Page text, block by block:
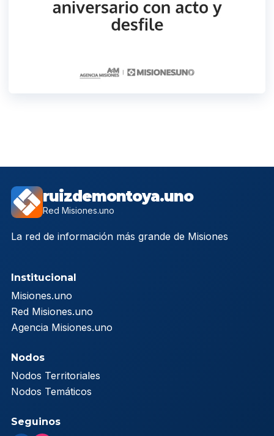
ruizdemontoya.uno
Red Misiones.uno
La red de información más grande de Misiones
Institucional
Misiones.uno
Red Misiones.uno
Agencia Misiones.uno
Nodos
Nodos Territoriales
Nodos Temáticos
Seguinos